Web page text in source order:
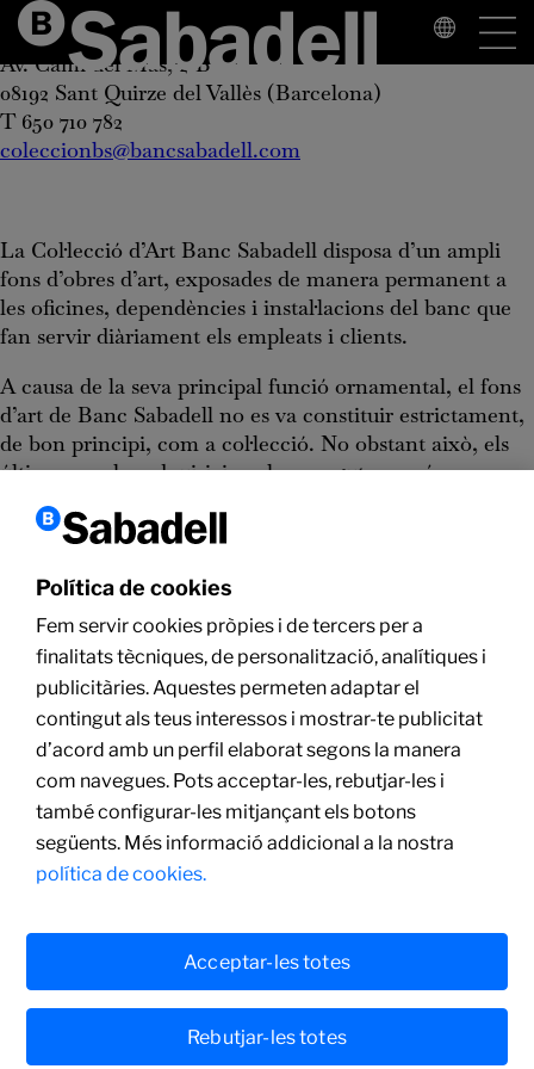
Col·lecció d’Art Banc Sabadell
Av. Camí del Mas, 2-B
08192 Sant Quirze del Vallès (Barcelona)
T 650 710 782
coleccionbs@bancsabadell.com
La Col·lecció d’Art Banc Sabadell disposa d’un ampli
fons d’obres d’art, exposades de manera permanent a
les oficines, dependències i instal·lacions del banc que
fan servir diàriament els empleats i clients.
A causa de la seva principal funció ornamental, el fons
d’art de Banc Sabadell no es va constituir estrictament,
de bon principi, com a col·lecció. No obstant això, els
últims anys les adquisicions han pogut ser més
selectives i la qualitat i el valor antològic de les obres
s’han anteposat al criteri decoratiu.
Com a conseqüència del creixement i l’expansió del
impuls i avui incorpora la millor obra d’aquells artistes
espanyols i internacionals que han de figurar, sens
dubte, a qualsevol col·lecció d’art espanyol
contemporani.
La col·lecció obeeix també a una intenció filantròpica, i
estimula, amb la seva activitat, la creació, el sistema i el
mercat de l’art.
Directora
Assessor
Política de cookies
Fem servir cookies pròpies i de tercers per a
finalitats tècniques, de personalització, analítiques i
publicitàries. Aquestes permeten adaptar el
contingut als teus interessos i mostrar-te publicitat
d’acord amb un perfil elaborat segons la manera
com navegues. Pots acceptar-les, rebutjar-les i
també configurar-les mitjançant els botons
següents. Més informació addicional a la nostra
política de cookies.
Rebutjar-les totes
Acceptar-les totes